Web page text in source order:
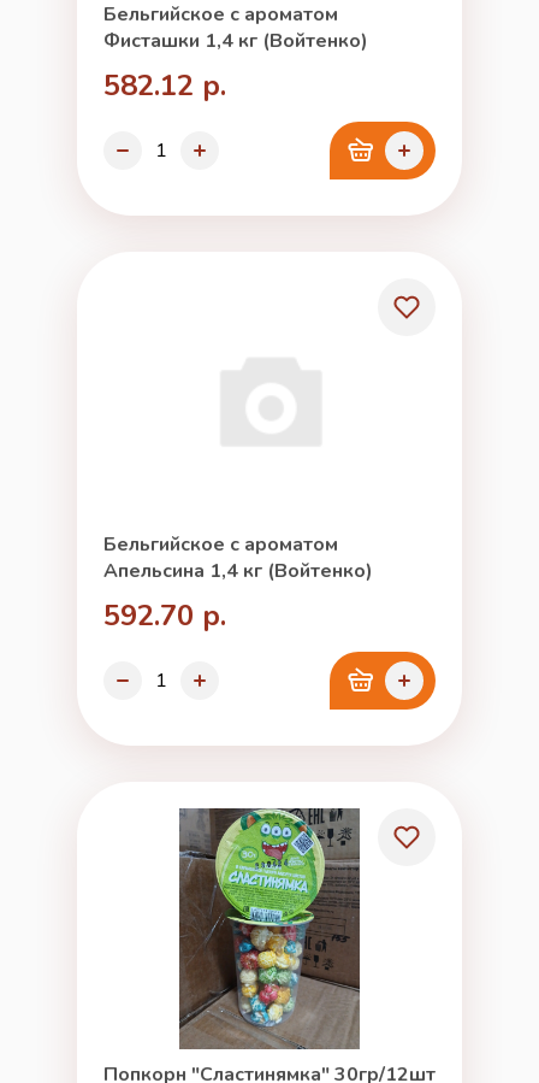
Бельгийское с ароматом
Фисташки 1,4 кг (Войтенко)
582.12 р.
Бельгийское с ароматом
Апельсина 1,4 кг (Войтенко)
592.70 р.
Попкорн "Сластинямка" 30гр/12шт